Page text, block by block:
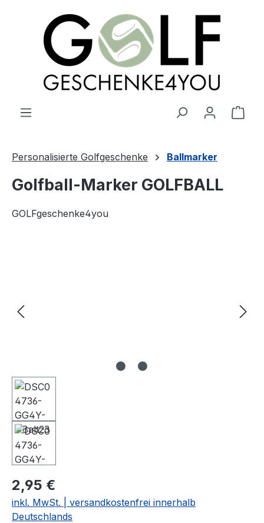
springen
Personalisierte Golfgeschenke Ballmarker
Golfball-Marker GOLFBALL
GOLFgeschenke4you
2,95 €
inkl. MwSt. | versandkostenfrei innerhalb
Deutschlands